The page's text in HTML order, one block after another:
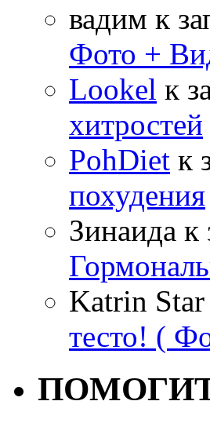
вадим к
Фото +
Lookel к
хитростей
PohDiet к
похудения
Зинаида к
Katrin Star
тесто! (